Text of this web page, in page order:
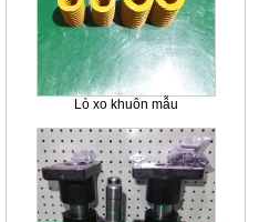
Lò xo khuôn mẫu